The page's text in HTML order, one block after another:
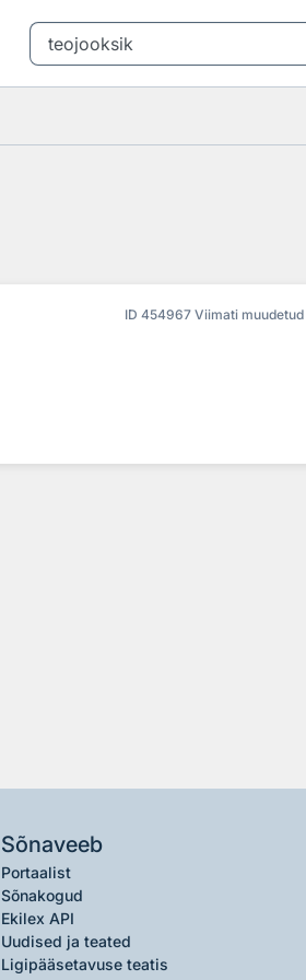
ID 454967 Viimati muudetud
Sõnaveeb
Portaalist
Sõnakogud
Ekilex API
Uudised ja teated
Ligipääsetavuse teatis